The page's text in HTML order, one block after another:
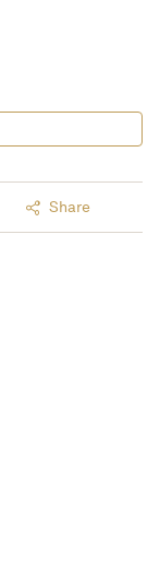
Share